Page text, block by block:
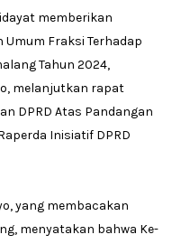
memberikan
Fraksi Terhadap
Tahun 2024,
melanjutkan rapat
DPRD Atas Pandangan
Inisiatif DPRD
yang membacakan
menyatakan bahwa Ke-